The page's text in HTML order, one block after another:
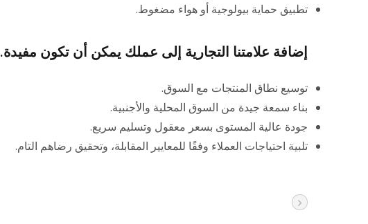
تطبيق حماية بيولوجية أو هواء مضغوط.
إضافة علامتنا التجارية إلى عملك يمكن أن تكون مفيدة.
توسيع نطاق المنتجات مع السوق.
بناء سمعة جيدة من السوق المحلية والأجنبية.
جودة عالية المستوى بسعر معقول وتسليم سريع.
تلبية احتياجات العملاء وفقًا للمعايير المقابلة، وتحقيق رضاهم التام.